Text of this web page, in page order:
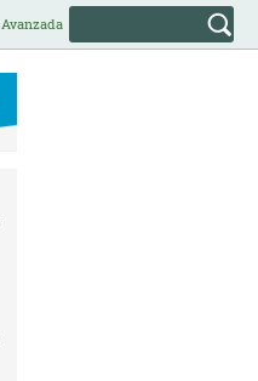
Avanzada